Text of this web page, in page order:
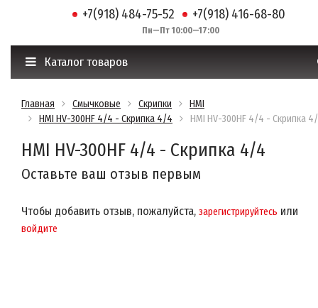
+7(918) 484-75-52 +7(918) 416-68-80
Пн—Пт 10:00—17:00
Каталог товаров
Главная Смычковые Скрипки
HMI
HMI HV-300HF 4/4 - Скрипка 4/4
HMI HV-300HF 4/4 - Скрипка
HMI HV-300HF 4/4 - Скрипка 4/4
Оставьте ваш отзыв первым
Чтобы добавить отзыв, пожалуйста, зарегистрируйтесь или
войдите